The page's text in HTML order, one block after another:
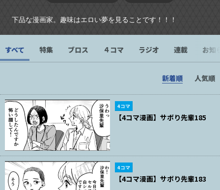
下品な漫画家。趣味はエロい夢を見ることです！！！
すべて 特集 ブロス ４コマ ラジオ 連載 お知
新着順 人気順
4コマ
【4コマ漫画】サボり先輩185
4コマ
【4コマ漫画】サボり先輩183